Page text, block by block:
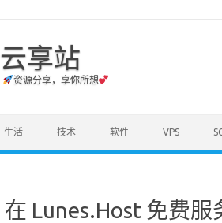
云享站
资源分享，享你所想
生活 技术 软件 VPS
在 Lunes.Host 免费